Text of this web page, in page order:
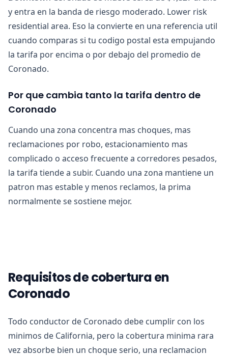
y entra en la banda de riesgo moderado. Lower risk
residential area. Eso la convierte en una referencia util
cuando comparas si tu codigo postal esta empujando
la tarifa por encima o por debajo del promedio de
Coronado.
Por que cambia tanto la tarifa dentro de
Coronado
Cuando una zona concentra mas choques, mas
reclamaciones por robo, estacionamiento mas
complicado o acceso frecuente a corredores pesados,
la tarifa tiende a subir. Cuando una zona mantiene un
patron mas estable y menos reclamos, la prima
normalmente se sostiene mejor.
Requisitos de cobertura en
Coronado
Todo conductor de Coronado debe cumplir con los
minimos de California, pero la cobertura minima rara
vez absorbe bien un choque serio, una reclamacion